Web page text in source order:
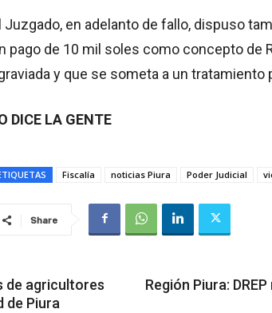
Juzgado, en adelanto de fallo, dispuso
pago de 10 mil soles como concepto de
y que se someta a un
DICE LA GENTE
Fiscalía noticias Piura Poder Judicial
Share
de agricultores
de Piura
Región Piura: